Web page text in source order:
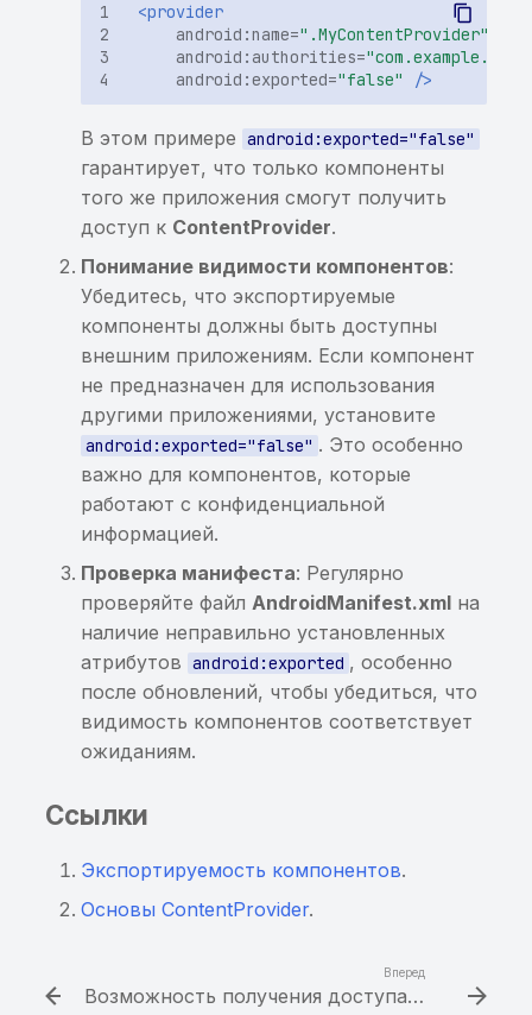
Обнаружены домены из
реестров Роскомнадзора
Уязвимость в
OpenSource компоненте
<provider
android:name=".MyContentProvider"
android:authorities=
android:exported="false" />
В этом примере android:exported="false"
гарантирует, что только компоненты
того же приложения смогут получить
доступ к ContentProvider.
Понимание видимости компонентов:
Убедитесь, что экспортируемые
компоненты должны быть доступны
внешним приложениям. Если компонент
не предназначен для использования
другими приложениями, установите
android:exported="false" . Это особенно
важно для компонентов, которые
работают с конфиденциальной
информацией.
Проверка манифеста: Регулярно
проверяйте файл AndroidManifest.xml на
наличие неправильно установленных
атрибутов android:exported , особенно
после обновлений, чтобы убедиться, что
видимость компонентов соответствует
ожиданиям.
Ссылки
Экспортируемость компонентов.
Основы ContentProvider.
Вперед
Возможность получения доступа к произвольному ContentProvider